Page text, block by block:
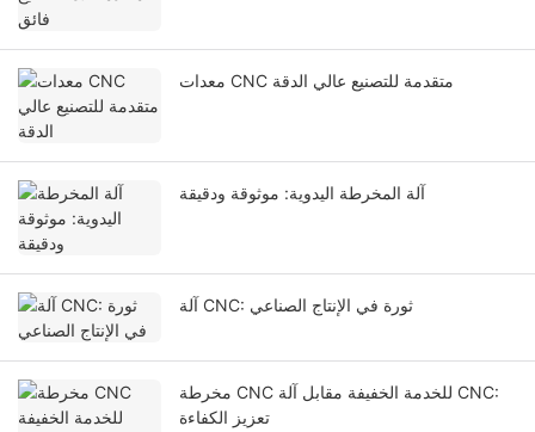
معدات CNC متقدمة للتصنيع عالي الدقة
آلة المخرطة اليدوية: موثوقة ودقيقة
آلة CNC: ثورة في الإنتاج الصناعي
مخرطة CNC للخدمة الخفيفة مقابل آلة CNC:
تعزيز الكفاءة